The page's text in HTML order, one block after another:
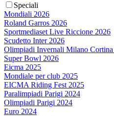
Speciali
Mondiali 2026
Roland Garros 2026
Sportmediaset Live Riccione 2026
Scudetto Inter 2026
Olimpiadi Invernali Milano
Super Bowl 2026
Eicma 2025
Mondiale per club 2025
EICMA Riding Fest 2025
Paralimpiadi Parigi 2024
Olimpiadi Parigi 2024
Euro 2024